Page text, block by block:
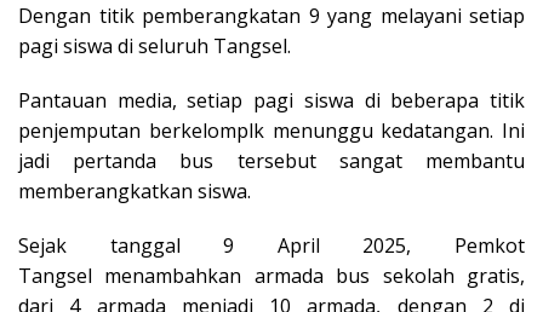
Dengan titik pemberangkatan 9 yang melayani setiap
pagi siswa di seluruh Tangsel.
Pantauan media, setiap pagi siswa di beberapa titik
penjemputan berkelomplk menunggu kedatangan. Ini
jadi pertanda bus tersebut sangat membantu
memberangkatkan siswa.
Sejak tanggal 9 April 2025, Pemkot
Tangsel menambahkan armada bus sekolah gratis,
dari 4 armada menjadi 10 armada, dengan 2 di